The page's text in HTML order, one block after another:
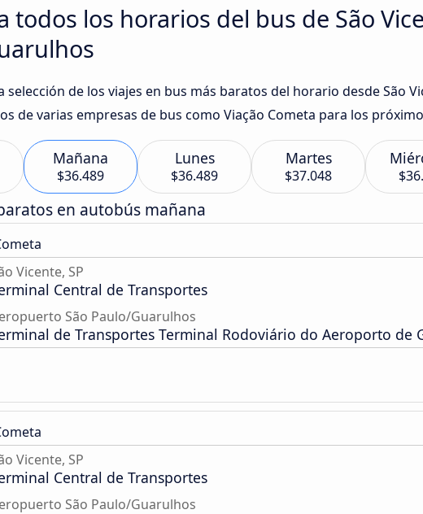
todos los horarios del bus de São
selección de los viajes en bus más baratos del horario desde São
de varias empresas de bus como Viação Cometa para los
Mañana
$36.489
Lunes
$36.489
Martes
$37.048
en autobús mañana
Vicente, SP
Central de Transportes
São Paulo/Guarulhos
de Transportes Terminal Rodoviário do Aeroporto de
Vicente, SP
Central de Transportes
São Paulo/Guarulhos